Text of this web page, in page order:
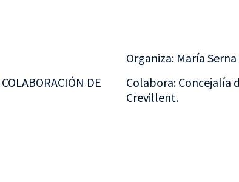
DE
Organiza: María
Colabora: Concejalía
Crevillent.